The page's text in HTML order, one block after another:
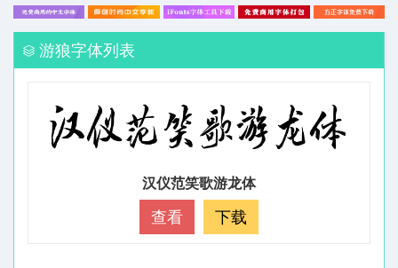
游狼字体列表
汉仪范笑歌游龙体
查看 下载